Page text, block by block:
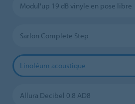
Modul'up 19 dB vinyle en pose libre
Sarlon Complete Step
Linoléum acoustique
Allura Decibel 0.8 AD8